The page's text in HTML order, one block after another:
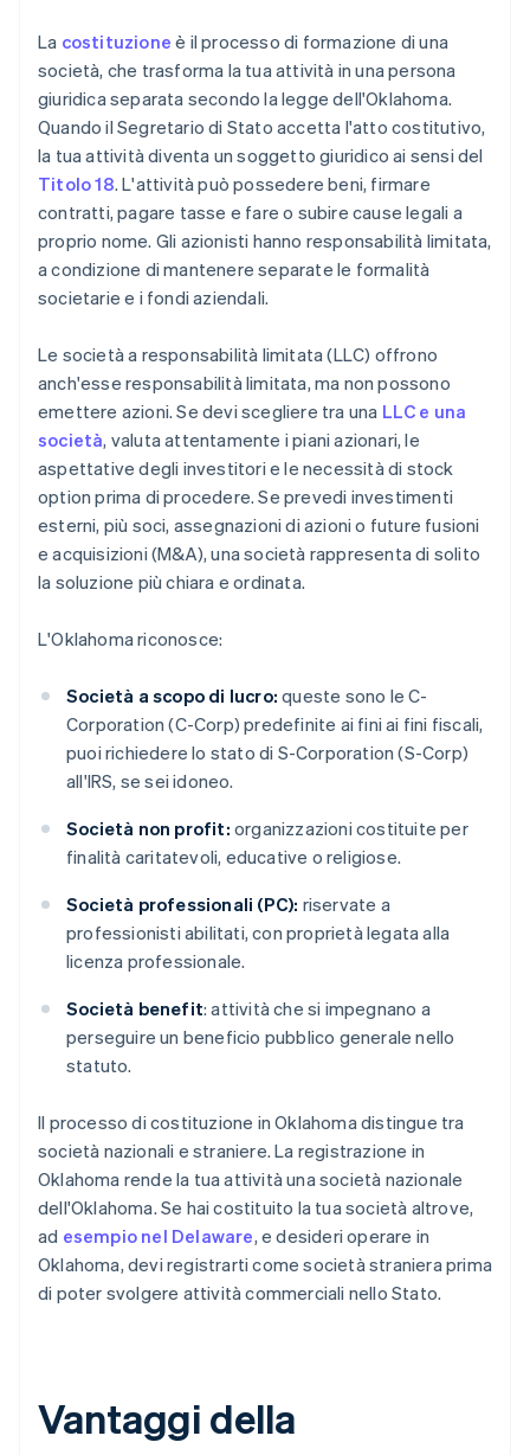
La costituzione è il processo di formazione di una
società, che trasforma la tua attività in una persona
giuridica separata secondo la legge dell'Oklahoma.
Quando il Segretario di Stato accetta l'atto costitutivo,
la tua attività diventa un soggetto giuridico ai sensi del
Titolo 18. L'attività può possedere beni, firmare
contratti, pagare tasse e fare o subire cause legali a
proprio nome. Gli azionisti hanno responsabilità limitata,
a condizione di mantenere separate le formalità
societarie e i fondi aziendali.
Le società a responsabilità limitata (LLC) offrono
anch'esse responsabilità limitata, ma non possono
emettere azioni. Se devi scegliere tra una LLC e una
società, valuta attentamente i piani azionari, le
aspettative degli investitori e le necessità di stock
option prima di procedere. Se prevedi investimenti
esterni, più soci, assegnazioni di azioni o future fusioni
e acquisizioni (M&A), una società rappresenta di solito
la soluzione più chiara e ordinata.
L'Oklahoma riconosce:
Società a scopo di lucro: queste sono le C-
Corporation (C-Corp) predefinite ai fini ai fini fiscali,
puoi richiedere lo stato di S-Corporation (S-Corp)
all'IRS, se sei idoneo.
Società non profit: organizzazioni costituite per
finalità caritatevoli, educative o religiose.
Società professionali (PC): riservate a
professionisti abilitati, con proprietà legata alla
licenza professionale.
Società benefit: attività che si impegnano a
perseguire un beneficio pubblico generale nello
statuto.
Il processo di costituzione in Oklahoma distingue tra
società nazionali e straniere. La registrazione in
Oklahoma rende la tua attività una società nazionale
dell'Oklahoma. Se hai costituito la tua società altrove,
ad esempio nel Delaware, e desideri operare in
Oklahoma, devi registrarti come società straniera prima
di poter svolgere attività commerciali nello Stato.
Vantaggi della